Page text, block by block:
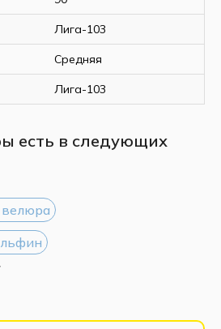
Лига-103
Средняя
Лига-103
есть в следующих
велюра